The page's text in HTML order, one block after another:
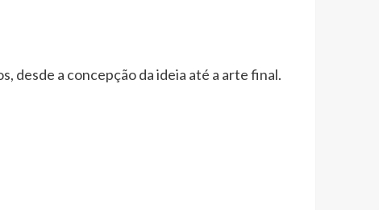
desde a concepção da ideia até a arte final.